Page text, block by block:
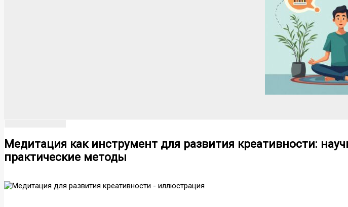
Медитация как инструмент для развития креативности:
практические методы